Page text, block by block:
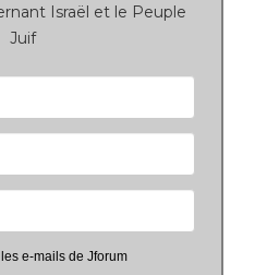
Israël et le Peuple
Juif
e-mails de Jforum